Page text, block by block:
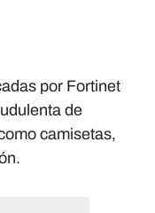
por Fortinet
de
camisetas,